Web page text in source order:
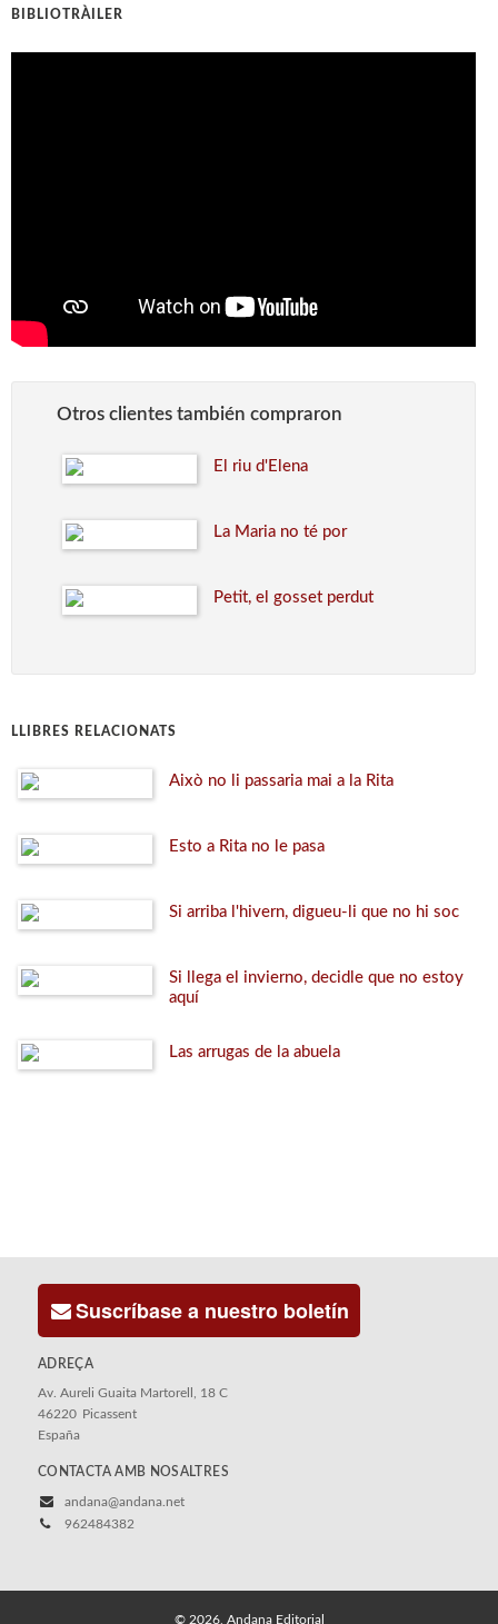
BIBLIOTRÀILER
Otros clientes también compraron
El riu d'Elena
La Maria no té por
Petit, el gosset perdut
LLIBRES RELACIONATS
Això no li passaria mai a la Rita
Esto a Rita no le pasa
Si arriba l'hivern, digueu-li que no hi soc
Si llega el invierno, decidle que no estoy
aquí
Las arrugas de la abuela
Suscríbase a nuestro boletín
ADREÇA
Av. Aureli Guaita Martorell, 18 C
46220 Picassent
España
CONTACTA AMB NOSALTRES
andana@andana.net
962484382
© 2026, Andana Editorial